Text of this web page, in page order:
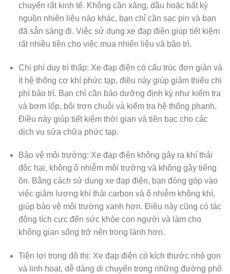
chuyển rất kinh tế. Không cần xăng, dầu hoặc bất kỳ
nguồn nhiên liệu nào khác, bạn chỉ cần sạc pin và bạn
đã sẵn sàng đi. Việc sử dụng xe đạp điện giúp tiết kiệm
rất nhiều tiền cho việc mua nhiên liệu và bảo trì.
Chi phí duy trì thấp: Xe đạp điện có cấu trúc đơn giản và
ít hệ thống cơ khí phức tạp, điều này giúp giảm thiểu chi
phí bảo trì. Bạn chỉ cần bảo dưỡng định kỳ như kiểm tra
và bơm lốp, bôi trơn chuỗi và kiểm tra hệ thống phanh.
Điều này giúp tiết kiệm thời gian và tiền bạc cho các
dịch vụ sửa chữa phức tạp.
Bảo vệ môi trường: Xe đạp điện không gây ra khí thải
độc hại, không ô nhiễm môi trường và không gây tiếng
ồn. Bằng cách sử dụng xe đạp điện, bạn đóng góp vào
việc giảm lượng khí thải carbon và ô nhiễm không khí,
giúp bảo vệ môi trường xanh hơn. Điều này cũng có tác
động tích cực đến sức khỏe con người và làm cho
không gian sống trở nên trong lành hơn.
Tiện lợi trong đô thị: Xe đạp điện có kích thước nhỏ gọn
và linh hoạt, dễ dàng di chuyển trong những đường phố